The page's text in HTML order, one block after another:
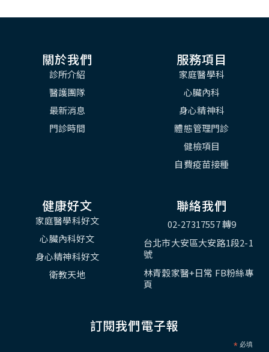
關於我們
診所介紹
醫護團隊
最新消息
門診時間
服務項目
家庭醫學科
心臟內科
身心精神科
體態管理門診
健檢項目
自費疫苗接種
健康好文
家庭醫學科好文
心臟內科好文
身心精神科好文
衛教天地
聯絡我們
02-27317557 轉9
台北市大安區大安路1段2-1
號
林青穀家醫+日常 FB粉絲專
頁
訂閱我們電子報
* 必填